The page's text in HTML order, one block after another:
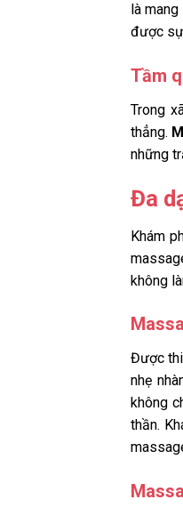
là
được
Tầm
Trong
thẳng.
những
Đa
Khám
không
Được
nhẹ
không
thần.